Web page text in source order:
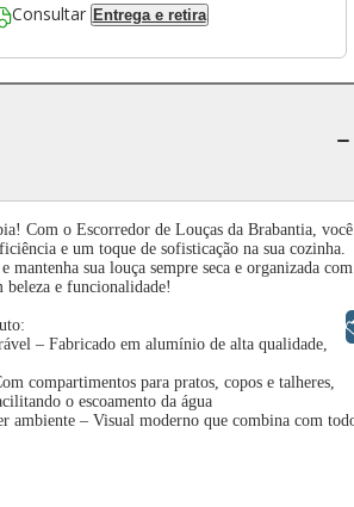
Consultar Entrega e retira
Com o Escorredor de Louças da Brabantia, você
e um toque de sofisticação na sua cozinha.
mantenha sua louça sempre seca e organizada com
beleza e funcionalidade!
– Fabricado em alumínio de alta qualidade,
compartimentos para pratos, copos e talheres,
o escoamento da água
ambiente – Visual moderno que combina com